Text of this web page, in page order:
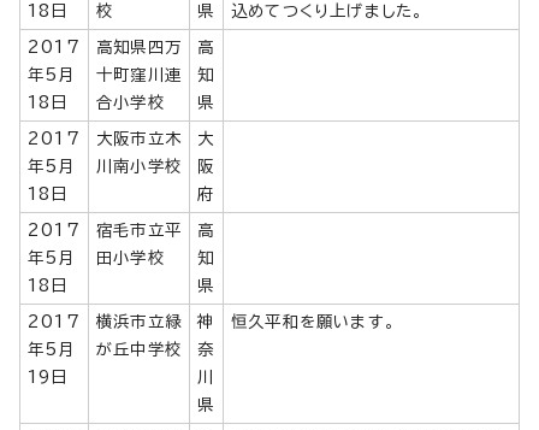
18日
校
県
込めてつくり上げました。
2017
年5月
18日
高知県四万
十町窪川連
合小学校
高
知
県
2017
年5月
18日
大阪市立木
川南小学校
大
阪
府
2017
年5月
18日
宿毛市立平
田小学校
高
知
県
2017
年5月
19日
横浜市立緑
が丘中学校
神
奈
川
県
恒久平和を願います。